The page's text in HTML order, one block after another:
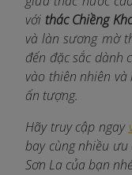
với thác Chiềng
và làn sương mờ
đến đặc sắc dành
vào thiên nhiên
ấn tượng.
Hãy truy cập ngay
bay cùng nhiều
Sơn La của bạn